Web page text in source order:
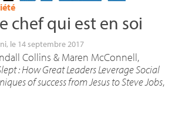
chef qui est en soi
, le 14 septembre 2017
Collins & Maren McConnell,
: How Great Leaders Leverage Social
of success from Jesus to Steve Jobs,